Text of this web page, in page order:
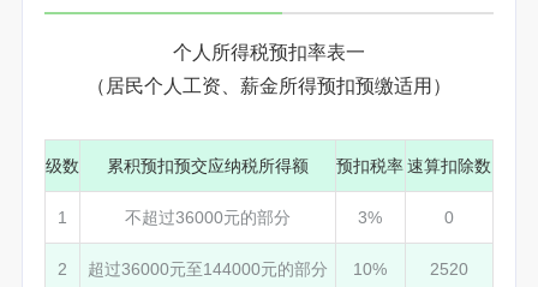
个人所得税预扣率表一
（居民个人工资、薪金所得预扣预缴适用）
级数 累积预扣预交应纳税所得额 预扣税率速算扣除数
1 不超过36000元的部分 3% 0
2 超过36000元至144000元的部分 10% 2520